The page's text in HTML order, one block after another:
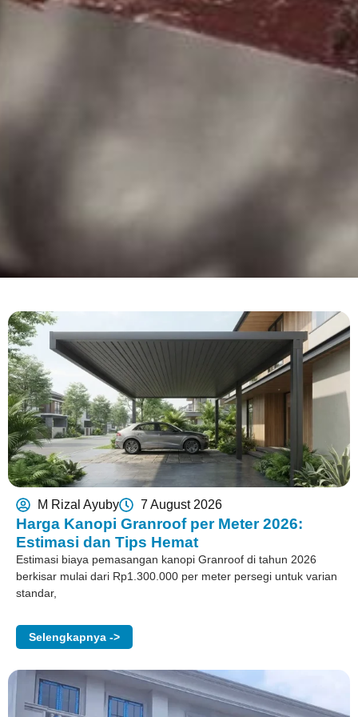
M Rizal Ayuby 7 August 2026
Harga Kanopi Granroof per Meter 2026:
Estimasi dan Tips Hemat
Estimasi biaya pemasangan kanopi Granroof di tahun 2026
berkisar mulai dari Rp1.300.000 per meter persegi untuk varian
standar,
Selengkapnya ->